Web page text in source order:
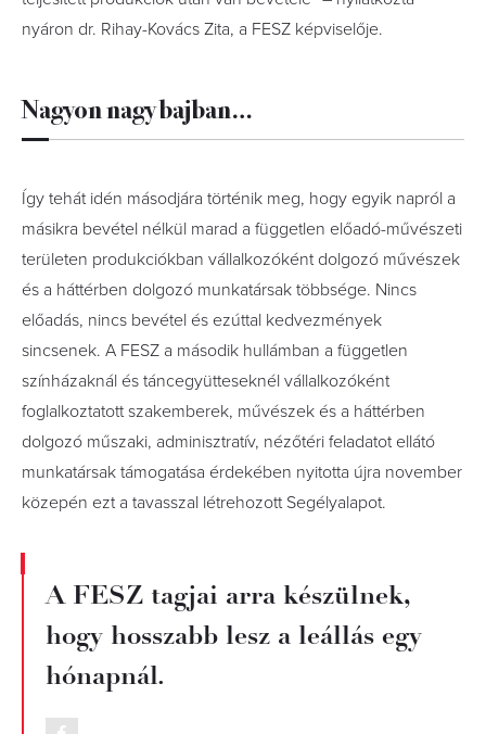
nyáron dr. Rihay-Kovács Zita, a FESZ képviselője.
Nagyon nagy bajban…
Így tehát idén másodjára történik meg, hogy egyik napról a
másikra bevétel nélkül marad a független előadó-művészeti
területen produkciókban vállalkozóként dolgozó művészek
és a háttérben dolgozó munkatársak többsége. Nincs
előadás, nincs bevétel és ezúttal kedvezmények
sincsenek. A FESZ a második hullámban a független
színházaknál és táncegyütteseknél vállalkozóként
foglalkoztatott szakemberek, művészek és a háttérben
dolgozó műszaki, adminisztratív, nézőtéri feladatot ellátó
munkatársak támogatása érdekében nyitotta újra november
közepén ezt a tavasszal létrehozott Segélyalapot.
A FESZ tagjai arra készülnek,
hogy hosszabb lesz a leállás egy
hónapnál.